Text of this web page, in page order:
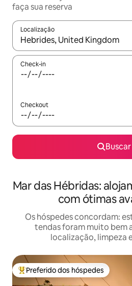
faça sua reserva
Localização
Quando os resultados estiverem
Check-in
Checkout
Buscar
Mar das Hébridas:
com ótimas
Os hóspedes concordam:
tendas foram muito bem
localização, limpeza
Entre os melhores preferidos dos
Preferido dos hóspedes